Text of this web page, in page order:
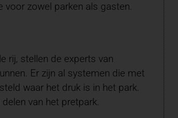
zowel parken als gasten.
rij, stellen de experts van
Er zijn al systemen die met
waar het druk is in het park.
van het pretpark.